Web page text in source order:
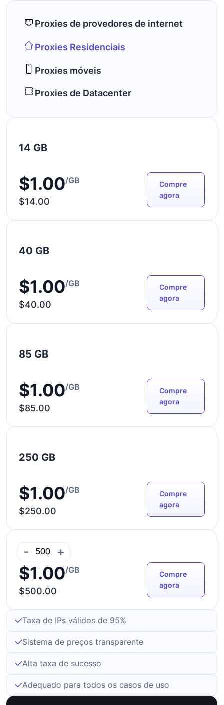
Proxies de provedores de internet
Proxies Residenciais
Proxies móveis
Proxies de Datacenter
14 GB
$1.00/GB
$14.00
Compre
agora
40 GB
$1.00/GB
$40.00
Compre
agora
85 GB
$1.00/GB
$85.00
Compre
agora
250 GB
$1.00/GB
$250.00
Compre
agora
- +
$1.00/GB
$500.00
Compre
agora
Taxa de IPs válidos de 95%
Sistema de preços transparente
Alta taxa de sucesso
Adequado para todos os casos de uso